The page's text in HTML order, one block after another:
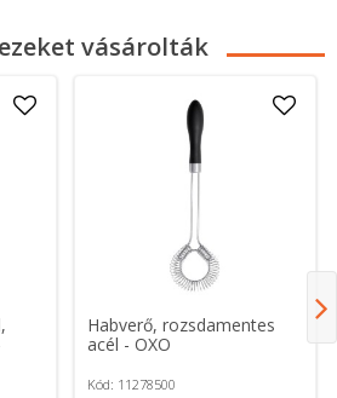
vásárolták
Habverő, rozsdamentes
acél - OXO
Kód: 11278500